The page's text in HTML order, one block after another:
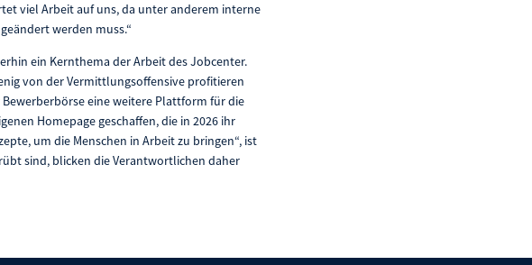
viel Arbeit auf uns, da unter anderem interne
werden muss.“
ein Kernthema der Arbeit des Jobcenter.
von der Vermittlungsoffensive profitieren
eine weitere Plattform für die
Homepage geschaffen, die in 2026 ihr
um die Menschen in Arbeit zu bringen“, ist
sind, blicken die Verantwortlichen daher